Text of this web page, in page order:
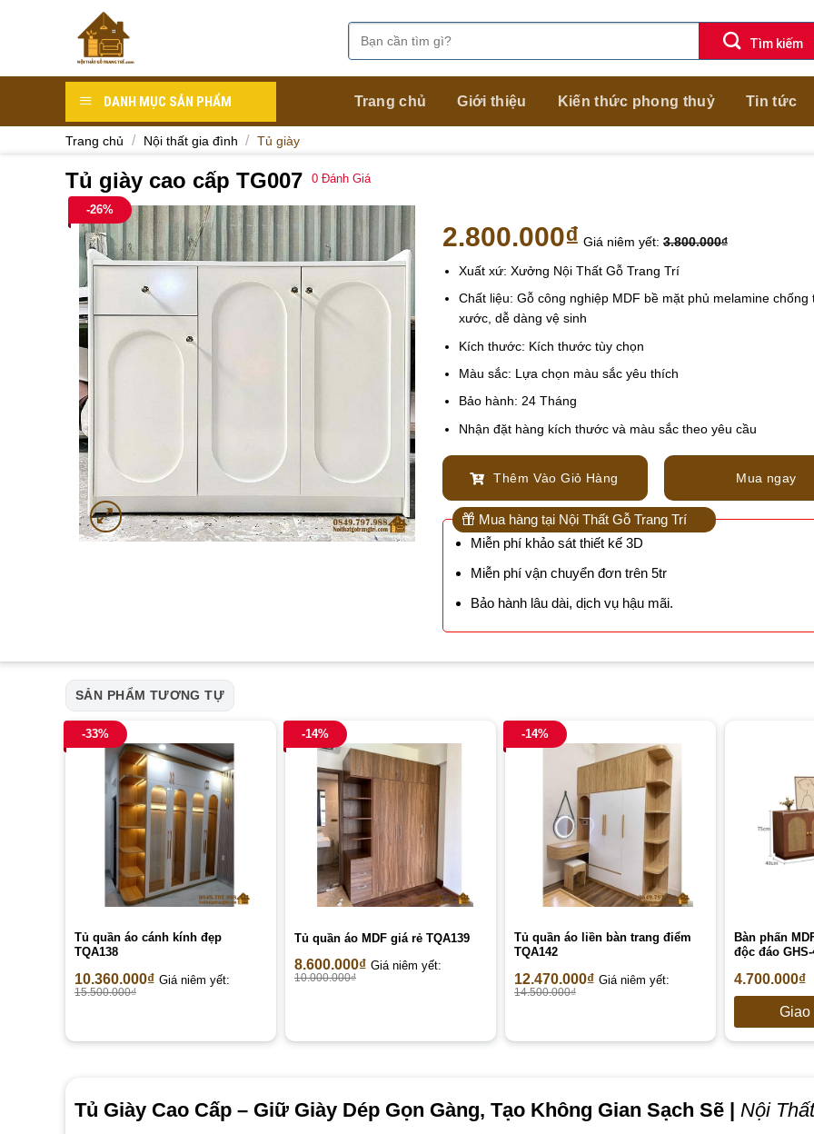
Tìm
kiếm:
DANH MỤC SẢN PHẨM Trang chủ Giới thiệu Kiến thức phong thuỷ Tin tức
Trang chủ / Nội thất gia đình / Tủ giày
Tủ giày cao cấp TG007 0 Đánh Giá
-26%
2.800.000₫ Giá niêm yết: 3.800.000₫
Xuất xứ: Xưởng Nội Thất Gỗ Trang Trí
Chất liệu: Gỗ công nghiệp MDF bề mặt phủ melamine chống
xước, dễ dàng vệ sinh
Kích thước: Kích thước tùy chọn
Màu sắc: Lựa chọn màu sắc yêu thích
Bảo hành: 24 Tháng
Nhận đặt hàng kích thước và màu sắc theo yêu cầu
Thêm Vào Giỏ Hàng Mua ngay
Mua hàng tại Nội Thất Gỗ Trang Trí
Miễn phí khảo sát thiết kế 3D
Miễn phí vận chuyển đơn trên 5tr
Bảo hành lâu dài, dịch vụ hậu mãi.
SẢN PHẨM TƯƠNG TỰ
-33%
Tủ quần áo cánh kính đẹp
TQA138
10.360.000₫ Giá niêm yết:
15.500.000₫
-14%
Tủ quần áo MDF giá rẻ TQA139
8.600.000₫ Giá niêm yết:
10.000.000₫
-14%
Tủ quần áo liền bàn trang điểm
TQA142
12.470.000₫ Giá niêm yết:
14.500.000₫
Bàn phấn
độc đáo
4.700.000₫
Giao
Tủ Giày Cao Cấp – Giữ Giày Dép Gọn Gàng, Tạo Không Gian Sạch Sẽ | Nội